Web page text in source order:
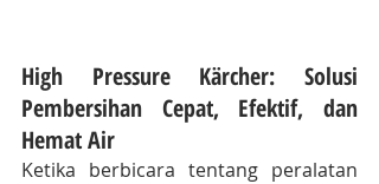
High Pressure Kärcher: Solusi
Pembersihan Cepat, Efektif, dan
Hemat Air
Ketika berbicara tentang peralatan